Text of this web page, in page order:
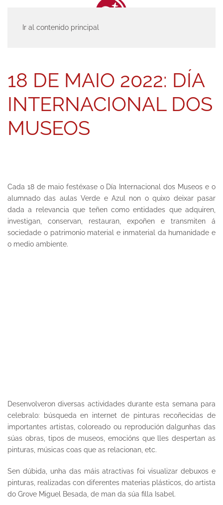
Ir al contenido principal
18 DE MAIO 2022: DÍA
INTERNACIONAL DOS
MUSEOS
Cada 18 de maio festéxase o Día Internacional dos Museos e o
alumnado das aulas Verde e Azul non o quixo deixar pasar
dada a relevancia que teñen como entidades que adquiren,
investigan, conservan, restauran, expoñen e transmiten á
sociedade o patrimonio material e inmaterial da humanidade e
o medio ambiente.
Desenvolveron diversas actividades durante esta semana para
celebralo: búsqueda en internet de pinturas recoñecidas de
importantes artistas, coloreado ou reprodución dalgunhas das
súas obras, tipos de museos, emocións que lles despertan as
pinturas, músicas coas que as relacionan, etc.
Sen dúbida, unha das máis atractivas foi visualizar debuxos e
pinturas, realizadas con diferentes materias plásticos, do artista
do Grove Miguel Besada, de man da súa filla Isabel.